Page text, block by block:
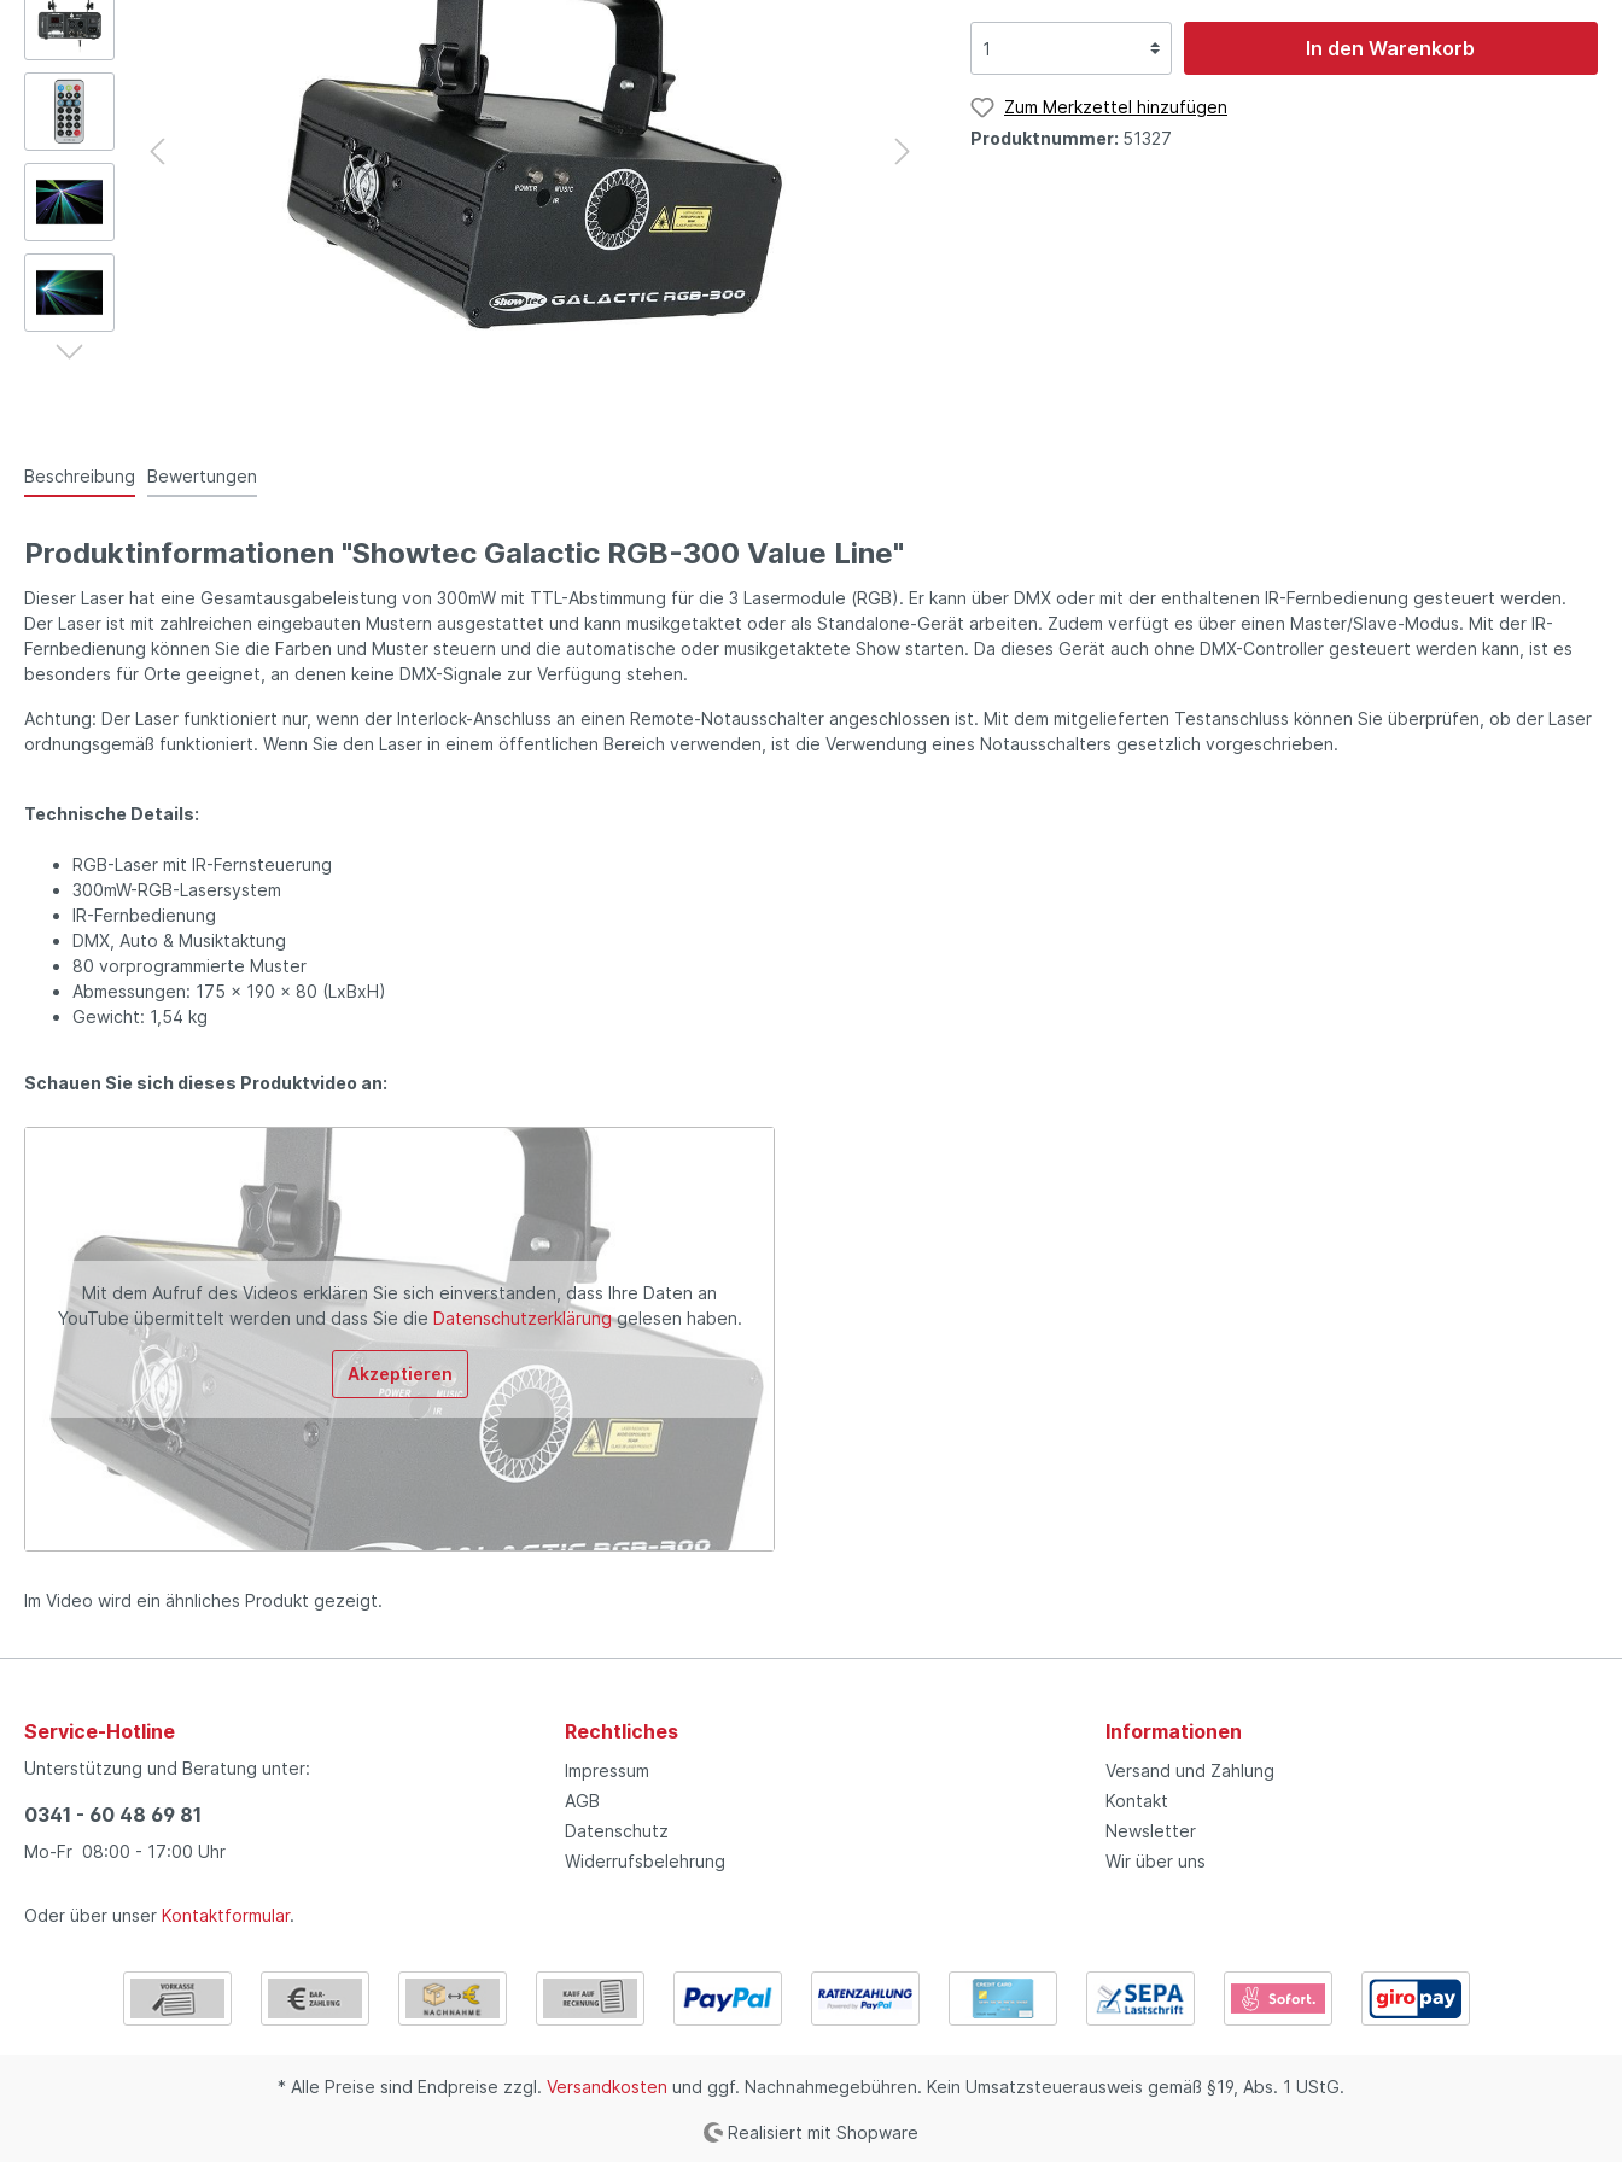
In den Warenkorb
Zum Merkzettel hinzufügen
Produktnummer: 51327
Beschreibung Bewertungen
Produktinformationen "Showtec Galactic RGB-300 Value Line"
Dieser Laser hat eine Gesamtausgabeleistung von 300mW mit TTL-Abstimmung für die 3 Lasermodule (RGB). Er kann über DMX oder mit der enthaltenen IR-Fernbedienung gesteuert werden.
Der Laser ist mit zahlreichen eingebauten Mustern ausgestattet und kann musikgetaktet oder als Standalone-Gerät arbeiten. Zudem verfügt es über einen Master/Slave-Modus. Mit der IR-
Fernbedienung können Sie die Farben und Muster steuern und die automatische oder musikgetaktete Show starten. Da dieses Gerät auch ohne DMX-Controller gesteuert werden kann, ist es
besonders für Orte geeignet, an denen keine DMX-Signale zur Verfügung stehen.
Achtung: Der Laser funktioniert nur, wenn der Interlock-Anschluss an einen Remote-Notausschalter angeschlossen ist. Mit dem mitgelieferten Testanschluss können Sie überprüfen, ob der Laser
ordnungsgemäß funktioniert. Wenn Sie den Laser in einem öffentlichen Bereich verwenden, ist die Verwendung eines Notausschalters gesetzlich vorgeschrieben.
Technische Details:
RGB-Laser mit IR-Fernsteuerung
300mW-RGB-Lasersystem
IR-Fernbedienung
DMX, Auto & Musiktaktung
80 vorprogrammierte Muster
Abmessungen: 175 x 190 x 80 (LxBxH)
Gewicht: 1,54 kg
Schauen Sie sich dieses Produktvideo an:
Mit dem Aufruf des Videos erklären Sie sich einverstanden, dass Ihre Daten an
YouTube übermittelt werden und dass Sie die Datenschutzerklärunggelesen haben.
Akzeptieren
Im Video wird ein ähnliches Produkt gezeigt.
Service-Hotline
Unterstützung und Beratung unter:
0341 - 60 48 69 81
Mo-Fr 08:00 - 17:00 Uhr
Oder über unser Kontaktformular.
Rechtliches
Impressum
AGB
Datenschutz
Widerrufsbelehrung
Informationen
Versand und Zahlung
Kontakt
Newsletter
Wir über uns
* Alle Preise sind Endpreise zzgl. Versandkosten und ggf. Nachnahmegebühren. Kein Umsatzsteuerausweis gemäß §19, Abs. 1 UStG.
Realisiert mit Shopware